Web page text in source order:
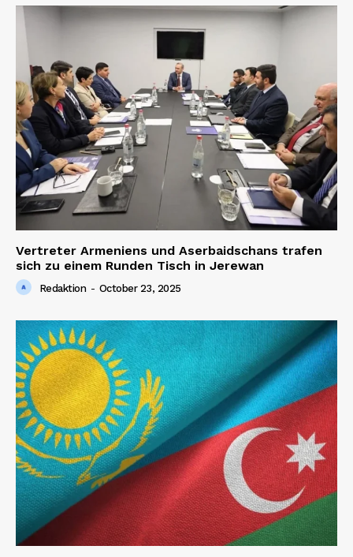
Vertreter Armeniens und Aserbaidschans trafen
sich zu einem Runden Tisch in Jerewan
Redaktion - October 23, 2025